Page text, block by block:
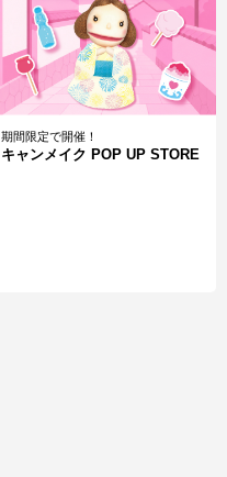
期間限定で開催！
キャンメイク POP UP STORE